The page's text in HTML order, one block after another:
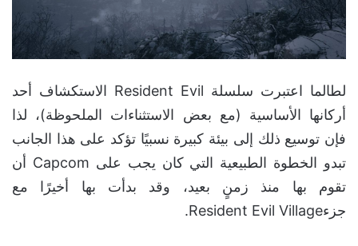
لطالما اعتبرت سلسلة Resident Evil الاستكشاف أحد
أركانها الأساسية (مع بعض الاستثناءات الملحوظة)، لذا
فإن توسيع ذلك إلى بيئة كبيرة نسبيًا تؤكد على هذا الجانب
تبدو الخطوة الطبيعية التي كان يجب على Capcom أن
تقوم بها منذ زمنٍ بعيد، وقد بدأت بها أخيرًا مع
جزءResident Evil Village.